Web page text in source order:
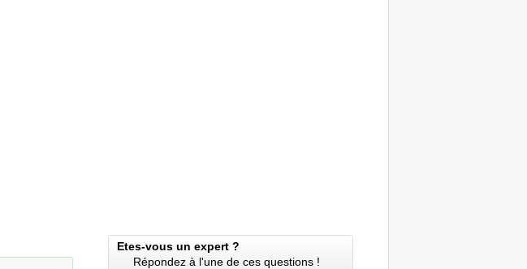
Etes-vous un expert ?
Répondez à l'une de ces questions !